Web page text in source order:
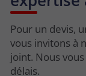
Pour un devis,
vous invitons à
joint. Nous
délais.